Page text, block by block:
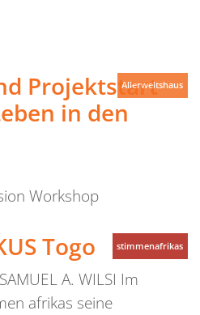
Projektstart
in den
Workshop
Allerweltshaus
Togo
A. WILSI Im
afrikas seine
stimmenafrikas